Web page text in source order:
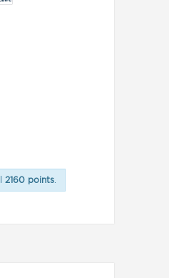
2160 points.